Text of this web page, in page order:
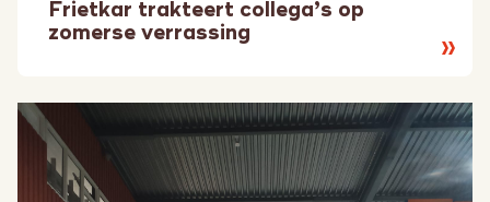
Frietkar trakteert collega’s op
zomerse verrassing
Lees